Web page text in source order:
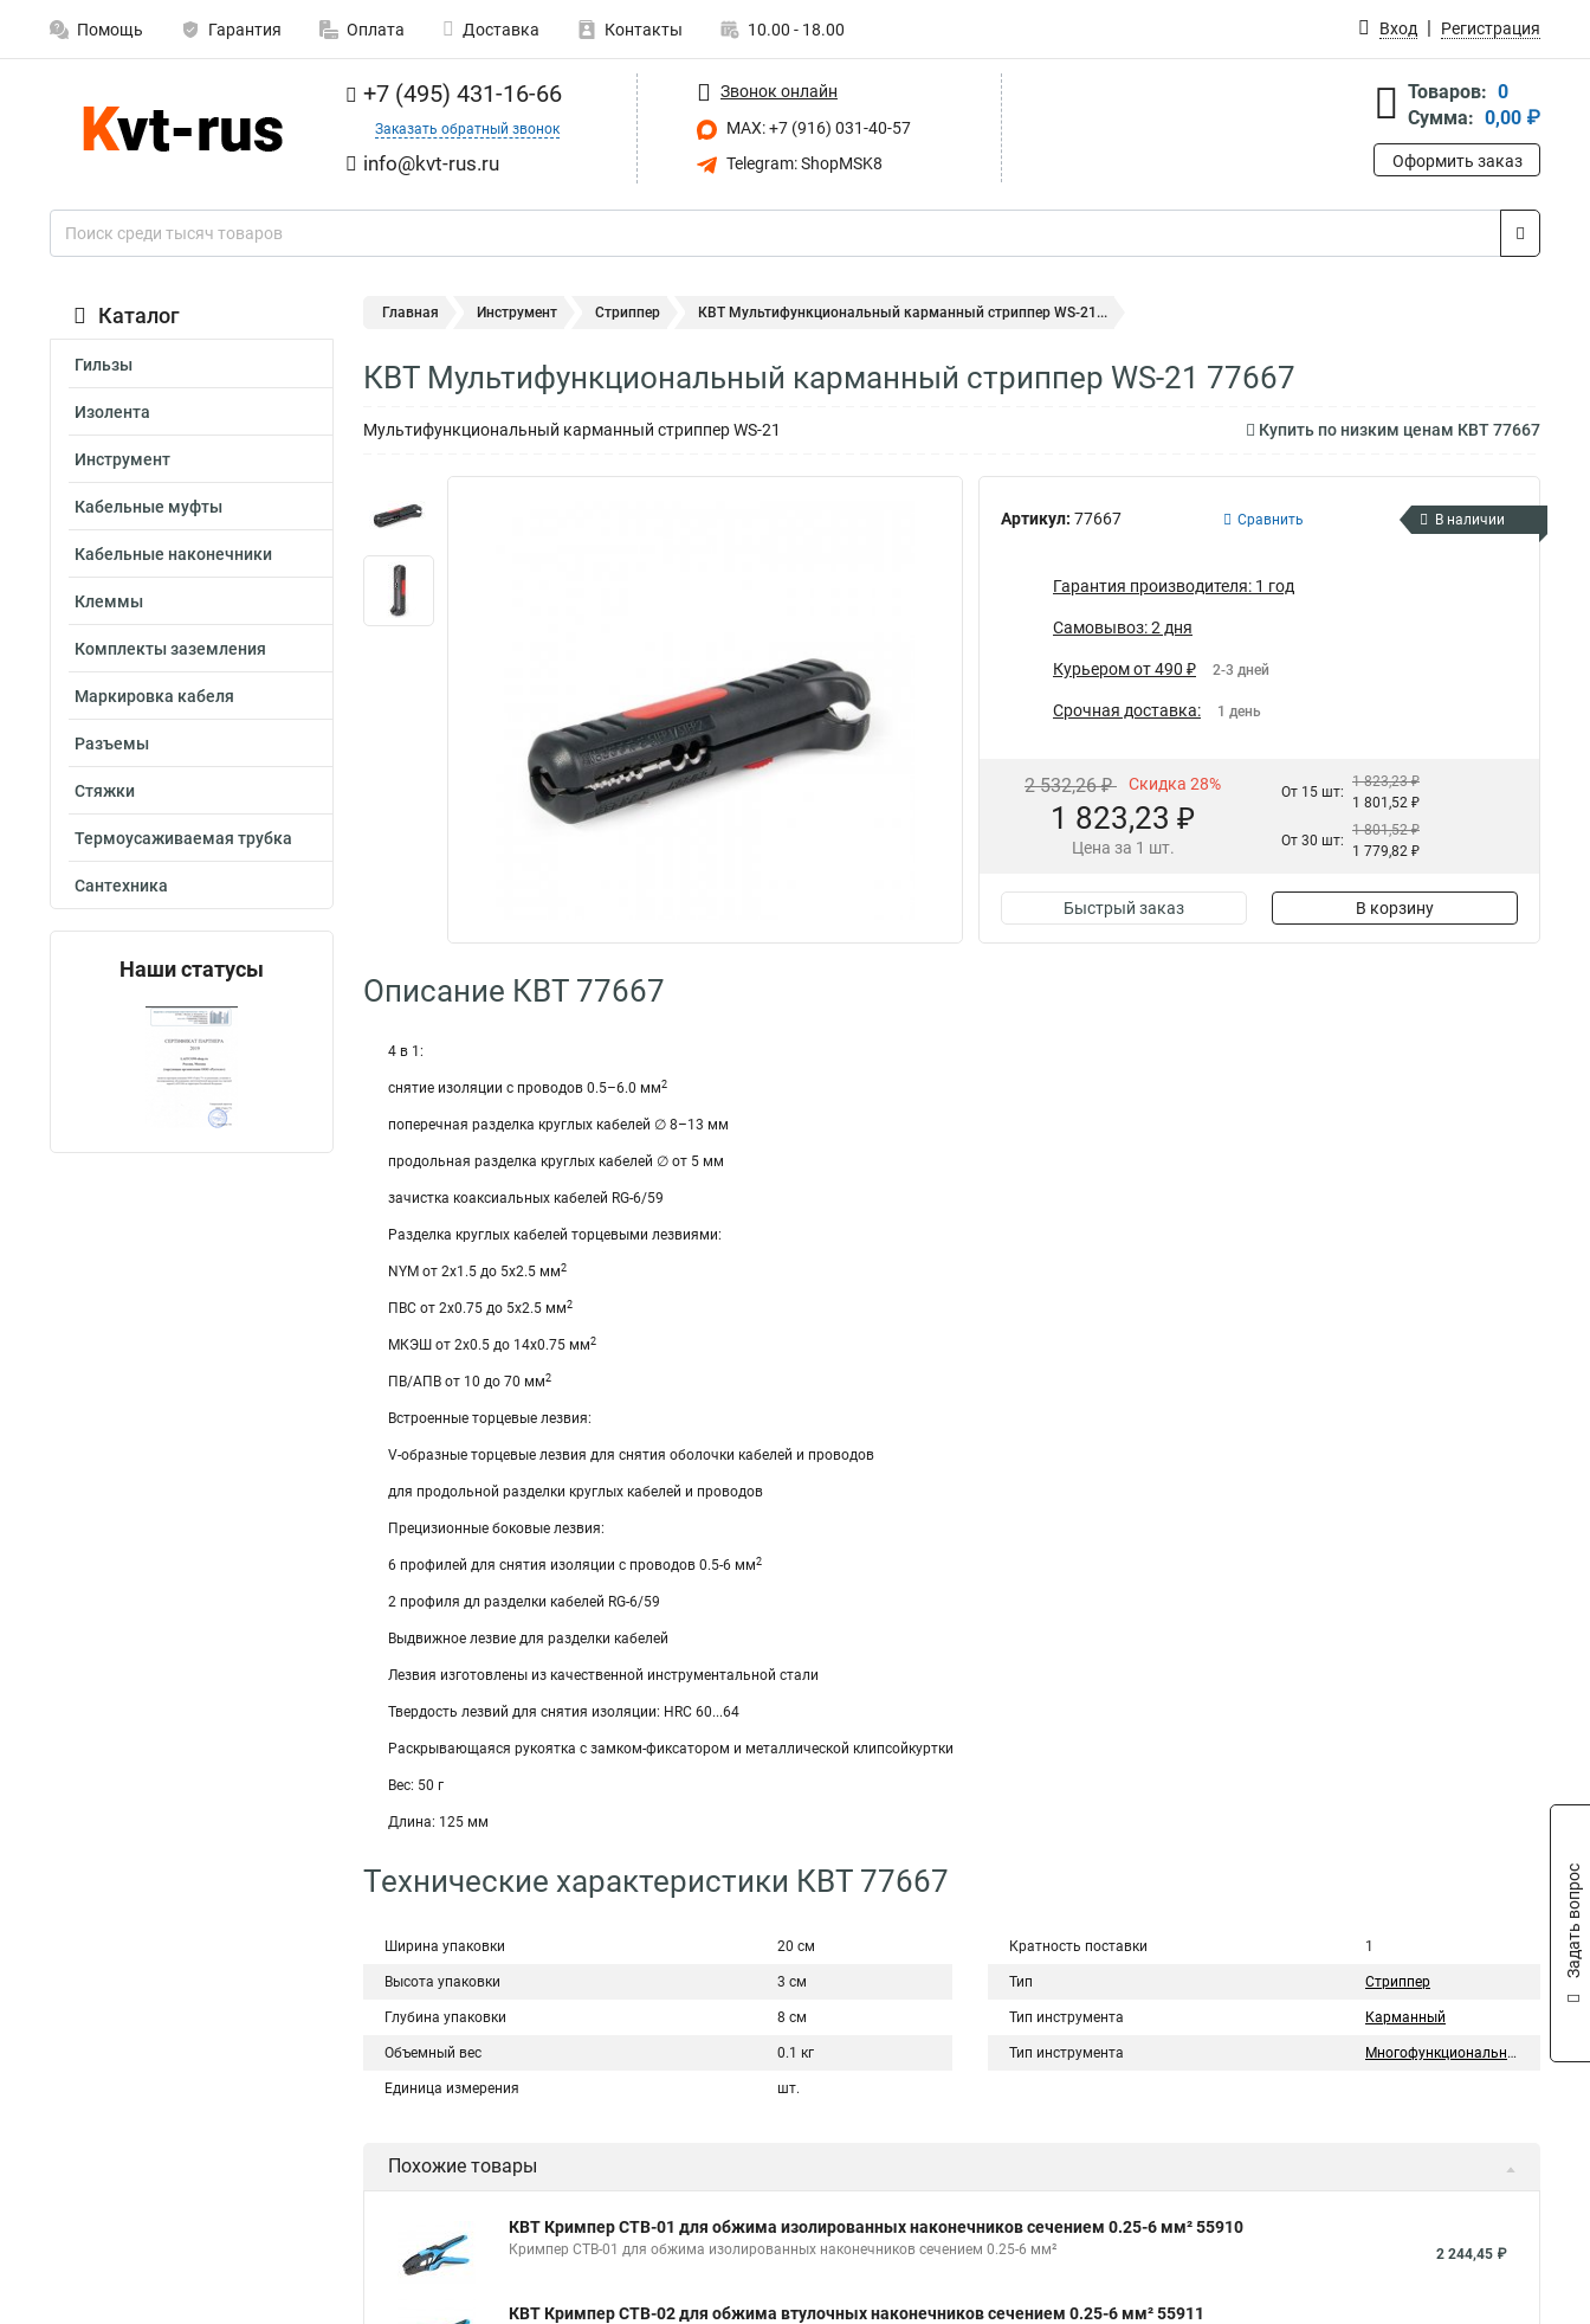
Помощь Гарантия Оплата Доставка Контакты 10.00 - 18.00 Вход Регистрация
+7 (495) 431-16-66
Заказать обратный звонок
info@kvt-rus.ru
Звонок онлайн
MAX: +7 (916) 031-40-57
Telegram: ShopMSK8
Товаров: 0
Сумма: 0,00 ₽
Оформить заказ
Каталог
Гильзы
Изолента
Инструмент
Кабельные муфты
Кабельные наконечники
Клеммы
Комплекты заземления
Маркировка кабеля
Разъемы
Стяжки
Термоусаживаемая трубка
Сантехника
Наши статусы
Главная Инструмент Стриппер КВТ Мультифункциональный карманный стриппер WS-21...
КВТ Мультифункциональный карманный стриппер WS-21 77667
Мультифункциональный карманный стриппер WS-21 Купить по низким ценам КВТ 77667
Артикул: 77667 Сравнить В наличии
Гарантия производителя: 1 год
Самовывоз: 2 дня
Курьером от 490 ₽ 2-3 дней
Срочная доставка: 1 день
2 532,26 ₽ Скидка 28%
1 823,23 ₽
Цена за 1 шт.
От 15 шт:
1 823,23 ₽
1 801,52 ₽
От 30 шт:
1 801,52 ₽
1 779,82 ₽
Быстрый заказ В корзину
Описание КВТ 77667
4 в 1:
снятие изоляции с проводов 0.5–6.0 мм2
поперечная разделка круглых кабелей ∅ 8–13 мм
продольная разделка круглых кабелей ∅ от 5 мм
зачистка коаксиальных кабелей RG-6/59
Разделка круглых кабелей торцевыми лезвиями:
NYM от 2х1.5 до 5х2.5 мм2
ПВС от 2х0.75 до 5х2.5 мм2
МКЭШ от 2х0.5 до 14х0.75 мм2
ПВ/АПВ от 10 до 70 мм2
Встроенные торцевые лезвия:
V-образные торцевые лезвия для снятия оболочки кабелей и проводов
для продольной разделки круглых кабелей и проводов
Прецизионные боковые лезвия:
6 профилей для снятия изоляции с проводов 0.5-6 мм2
2 профиля дл разделки кабелей RG-6/59
Выдвижное лезвие для разделки кабелей
Лезвия изготовлены из качественной инструментальной стали
Твердость лезвий для снятия изоляции: HRC 60...64
Раскрывающаяся рукоятка с замком-фиксатором и металлической клипсойкуртки
Вес: 50 г
Длина: 125 мм
Технические характеристики КВТ 77667
Ширина упаковки 20 см
Высота упаковки 3 см
Глубина упаковки 8 см
Объемный вес 0.1 кг
Единица измерения шт.
Кратность поставки 1
Тип Стриппер
Тип инструмента Карманный
Тип инструмента Многофункциональный
Похожие товары
КВТ Кримпер CTB-01 для обжима изолированных наконечников сечением 0.25-6 мм² 55910
Кримпер CTB-01 для обжима изолированных наконечников сечением 0.25-6 мм² 2 244,45 ₽
КВТ Кримпер CTB-02 для обжима втулочных наконечников сечением 0.25-6 мм² 55911
Задать вопрос